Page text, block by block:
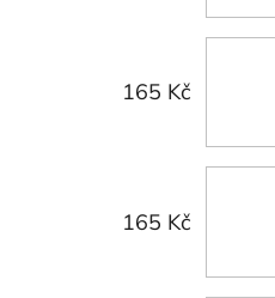
165 Kč
165 Kč